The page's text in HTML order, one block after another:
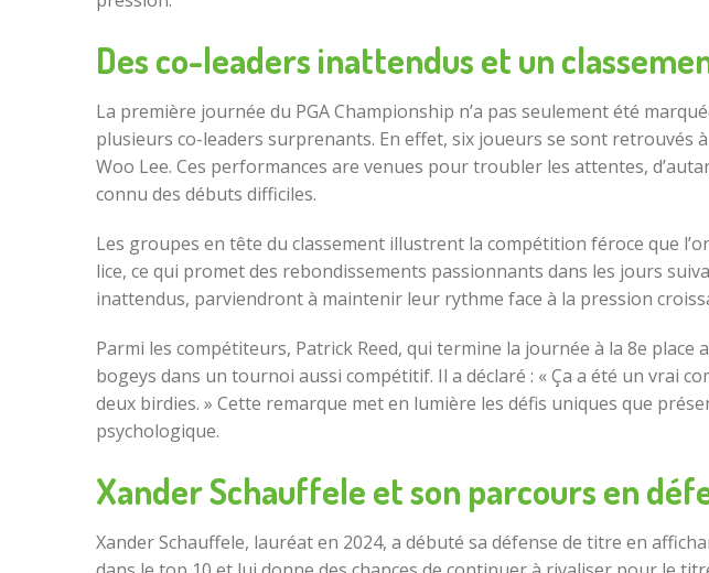
Des co-leaders inattendus et un
La première journée du PGA Championship n’a pas seulement été
plusieurs co-leaders surprenants. En effet, six joueurs se sont retrouvés
Woo Lee. Ces performances are venues pour troubler les attentes,
connu des débuts difficiles.
Les groupes en tête du classement illustrent la compétition féroce que
lice, ce qui promet des rebondissements passionnants dans les jours
inattendus, parviendront à maintenir leur rythme face à la pression
Parmi les compétiteurs, Patrick Reed, qui termine la journée à la 8e
bogeys dans un tournoi aussi compétitif. Il a déclaré : « Ça a été un vrai
deux birdies. » Cette remarque met en lumière les défis uniques que
psychologique.
Xander Schauffele et son parcours en
Xander Schauffele, lauréat en 2024, a débuté sa défense de titre en